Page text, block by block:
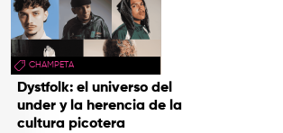
CHAMPETA
Dystfolk: el universo del
under y la herencia de la
cultura picotera